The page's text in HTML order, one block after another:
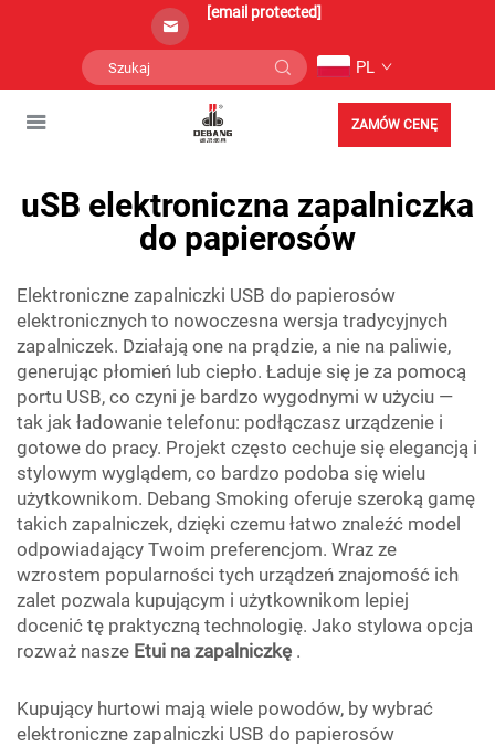
[email protected]
PL
ZAMÓW CENĘ
uSB elektroniczna zapalniczka
do papierosów
Elektroniczne zapalniczki USB do papierosów
elektronicznych to nowoczesna wersja tradycyjnych
zapalniczek. Działają one na prądzie, a nie na paliwie,
generując płomień lub ciepło. Ładuje się je za pomocą
portu USB, co czyni je bardzo wygodnymi w użyciu —
tak jak ładowanie telefonu: podłączasz urządzenie i
gotowe do pracy. Projekt często cechuje się elegancją i
stylowym wyglądem, co bardzo podoba się wielu
użytkownikom. Debang Smoking oferuje szeroką gamę
takich zapalniczek, dzięki czemu łatwo znaleźć model
odpowiadający Twoim preferencjom. Wraz ze
wzrostem popularności tych urządzeń znajomość ich
zalet pozwala kupującym i użytkownikom lepiej
docenić tę praktyczną technologię. Jako stylowa opcja
rozważ nasze Etui na zapalniczkę .
Kupujący hurtowi mają wiele powodów, by wybrać
elektroniczne zapalniczki USB do papierosów